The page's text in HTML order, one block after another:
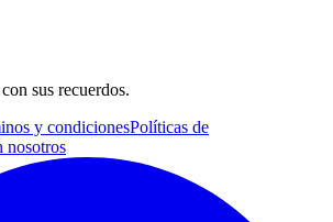
sus recuerdos.
y condicionesPolíticas de
nosotros